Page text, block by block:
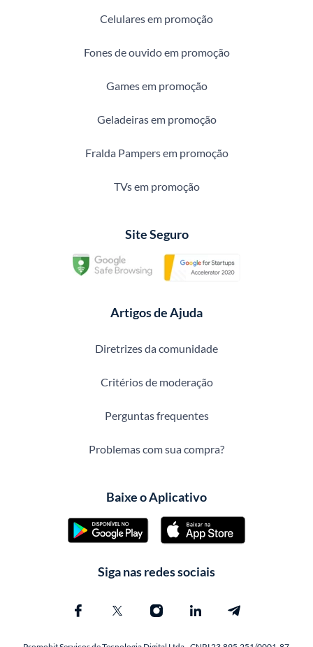
Celulares em promoção
Fones de ouvido em promoção
Games em promoção
Geladeiras em promoção
Fralda Pampers em promoção
TVs em promoção
Site Seguro
Artigos de Ajuda
Diretrizes da comunidade
Critérios de moderação
Perguntas frequentes
Problemas com sua compra?
Baixe o Aplicativo
Siga nas redes sociais